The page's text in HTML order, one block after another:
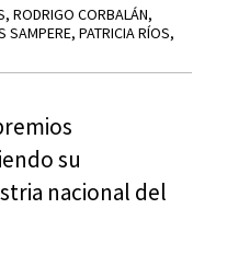
RODRIGO CORBALÁN,
SAMPERE, PATRICIA RÍOS,
su
nacional del